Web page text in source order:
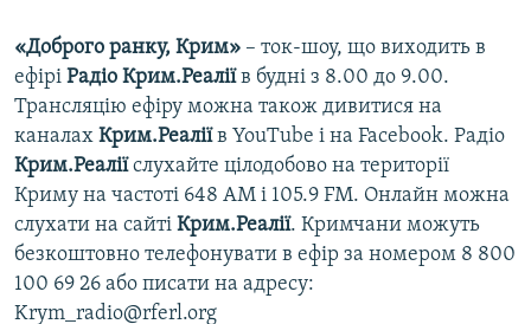
«Доброго ранку, Крим» – ток-шоу, що виходить в
ефірі Радіо Крим.Реаліїв будні з 8.00 до 9.00.
Трансляцію ефіру можна також дивитися на
каналах Крим.Реаліїв YouTube і на Facebook. Радіо
Крим.Реаліїслухайте цілодобово на території
Криму на частоті 648 АМ і 105.9 FМ. Онлайн можна
слухати на сайті Крим.Реалії. Кримчани можуть
безкоштовно телефонувати в ефір за номером 8 800
100 69 26 або писати на адресу:
Krym_radio@rferl.org